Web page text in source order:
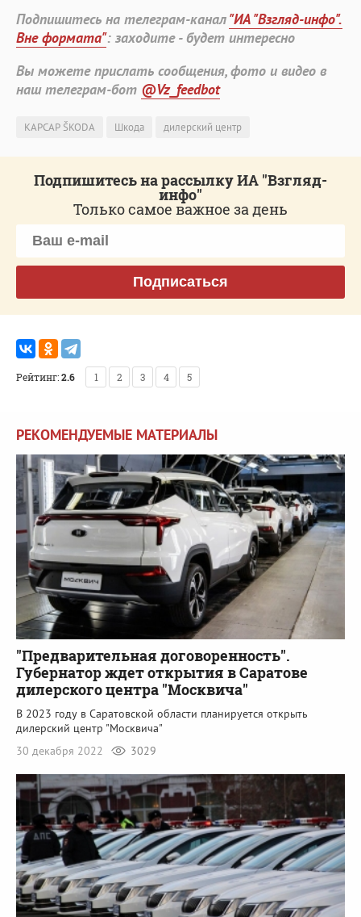
Подпишитесь на телеграм-канал"ИА "Взгляд-инфо".
Вне формата": заходите - будет интересно
Вы можете прислать сообщения, фото и видео в
наш телеграм-бот @Vz_feedbot
КАРСАР ŠKODA Шкода дилерский центр
Подпишитесь на рассылку ИА "Взгляд-
инфо"
Только самое важное за день
Подписаться
Рейтинг:2.6 1 2 3 4 5
РЕКОМЕНДУЕМЫЕ МАТЕРИАЛЫ
"Предварительная договоренность".
Губернатор ждет открытия в Саратове
дилерского центра "Москвича"
В 2023 году в Саратовской области планируется открыть
дилерский центр "Москвича"
30 декабря 2022
3029